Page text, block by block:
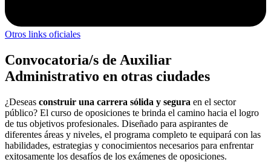
Otros links oficiales
Convocatoria/s de Auxiliar
Administrativo en otras ciudades
¿Deseas construir una carrera sólida y segura en el sector
público? El curso de oposiciones te brinda el camino hacia el logro
de tus objetivos profesionales. Diseñado para aspirantes de
diferentes áreas y niveles, el programa completo te equipará con las
habilidades, estrategias y conocimientos necesarios para enfrentar
exitosamente los desafíos de los exámenes de oposiciones.